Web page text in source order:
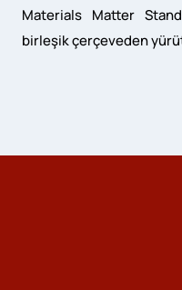
Materials Matter
birleşik çerçeveden